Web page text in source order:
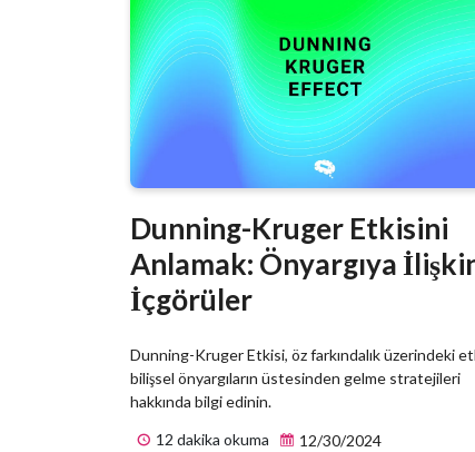
Dunning-Kruger Etkisini
Anlamak: Önyargıya
İçgörüler
Dunning-Kruger Etkisi, öz farkındalık üzerindeki
bilişsel önyargıların üstesinden gelme stratejileri
hakkında bilgi edinin.
12 dakika okuma
12/30/2024